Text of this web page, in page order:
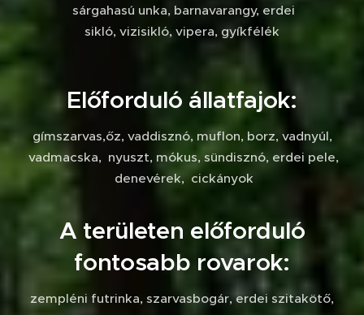
sárgahasú unka, barnavarangy, erdei
sikló, vizisikló, vipera, gyíkfélék
Előforduló állatfajok:
gímszarvas,őz, vaddisznó, muflon, borz, vadnyúl,
vadmacska, nyuszt, mókus, sündisznó, erdei pele,
denevérek, cickányok
A területen előforduló
fontosabb rovarok:
zempléni futrinka, szarvasbogár, erdei szitakötő,